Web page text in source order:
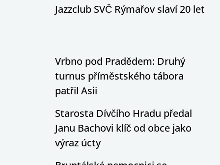
Jazzclub SVČ Rýmařov slaví 20 let
Vrbno pod Pradědem: Druhý
turnus příměstského tábora
patřil Asii
Starosta Dívčího Hradu předal
Janu Bachovi klíč od obce jako
výraz úcty